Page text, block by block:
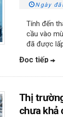
Ngày
Tính đến
cầu vào
đã được
Đọc tiếp
Thị
chưa khả